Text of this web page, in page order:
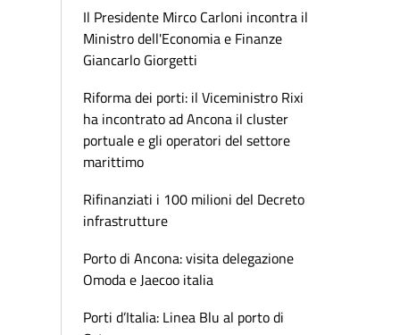
Il Presidente Mirco Carloni incontra il
Ministro dell'Economia e Finanze
Giancarlo Giorgetti
Riforma dei porti: il Viceministro Rixi
ha incontrato ad Ancona il cluster
portuale e gli operatori del settore
marittimo
Rifinanziati i 100 milioni del Decreto
infrastrutture
Porto di Ancona: visita delegazione
Omoda e Jaecoo italia
Porti d’Italia: Linea Blu al porto di